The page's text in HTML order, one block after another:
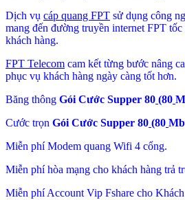
Dịch vụ cáp quang FPT sử dụng công
mang đến đường truyền internet FPT
khách hàng.
FPT Telecom cam kết từng bước nâng
phục vụ khách hàng ngày càng tốt hơn.
Băng thông Gói Cước Supper 80 (80
Cước trọn Gói Cước Supper 80 (80
Miễn phí Modem quang Wifi 4 cổng.
Miễn phí hòa mạng cho khách hàng trả
Miễn phí Account Vip Fshare cho